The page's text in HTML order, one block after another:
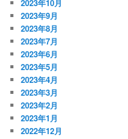
2023年10月
2023年9月
2023年8月
2023年7月
2023年6月
2023年5月
2023年4月
2023年3月
2023年2月
2023年1月
2022年12月